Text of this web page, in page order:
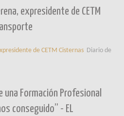
expresidente de CETM
de CETM Cisternas Diario de
una Formación Profesional
conseguido” - EL